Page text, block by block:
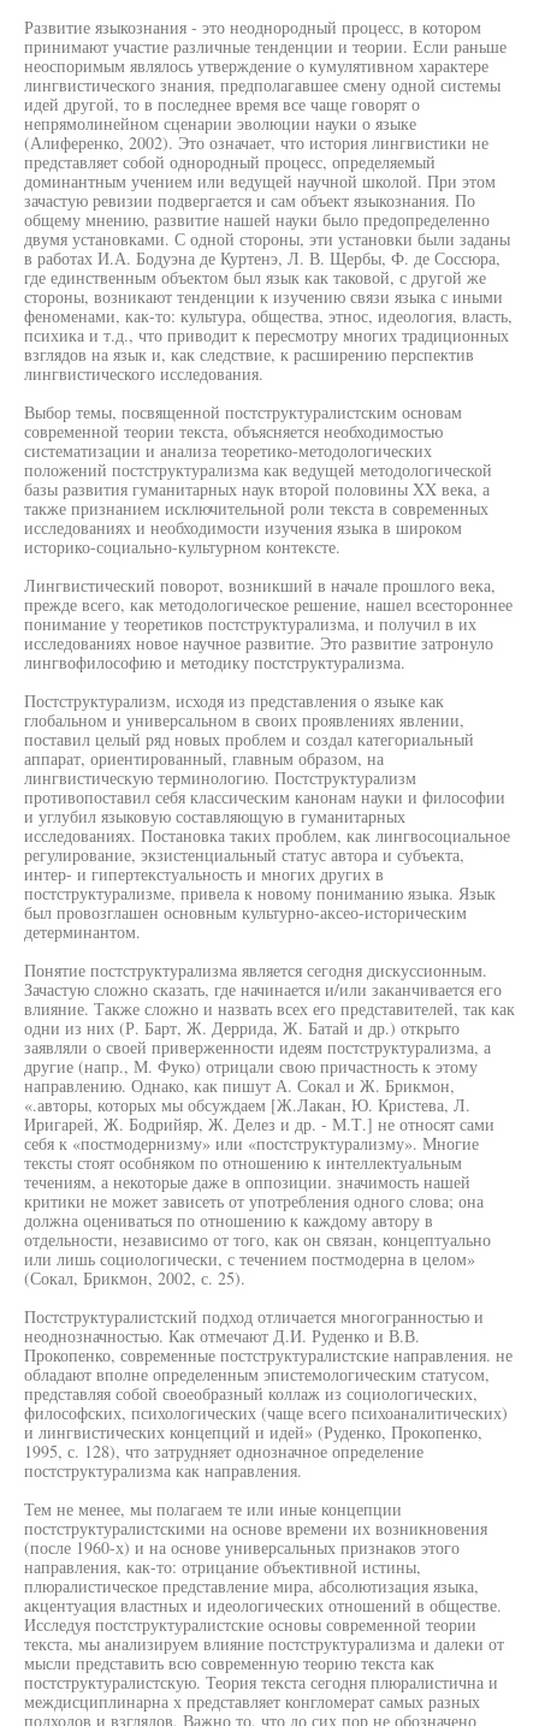
Развитие языкознания - это неоднородный процесс, в котором
принимают участие различные тенденции и теории. Если раньше
неоспоримым являлось утверждение о кумулятивном характере
лингвистического знания, предполагавшее смену одной системы
идей другой, то в последнее время все чаще говорят о
непрямолинейном сценарии эволюции науки о языке
(Алиференко, 2002). Это означает, что история лингвистики не
представляет собой однородный процесс, определяемый
доминантным учением или ведущей научной школой. При этом
зачастую ревизии подвергается и сам объект языкознания. По
общему мнению, развитие нашей науки было предопределенно
двумя установками. С одной стороны, эти установки были заданы
в работах И.А. Бодуэна де Куртенэ, Л. В. Щербы, Ф. де Соссюра,
где единственным объектом был язык как таковой, с другой же
стороны, возникают тенденции к изучению связи языка с иными
феноменами, как-то: культура, общества, этнос, идеология, власть,
психика и т.д., что приводит к пересмотру многих традиционных
взглядов на язык и, как следствие, к расширению перспектив
лингвистического исследования.
Выбор темы, посвященной постструктуралистским основам
современной теории текста, объясняется необходимостью
систематизации и анализа теоретико-методологических
положений постструктурализма как ведущей методологической
базы развития гуманитарных наук второй половины XX века, а
также признанием исключительной роли текста в современных
исследованиях и необходимости изучения языка в широком
историко-социально-культурном контексте.
Лингвистический поворот, возникший в начале прошлого века,
прежде всего, как методологическое решение, нашел всестороннее
понимание у теоретиков постструктурализма, и получил в их
исследованиях новое научное развитие. Это развитие затронуло
лингвофилософию и методику постструктурализма.
Постструктурализм, исходя из представления о языке как
глобальном и универсальном в своих проявлениях явлении,
поставил целый ряд новых проблем и создал категориальный
аппарат, ориентированный, главным образом, на
лингвистическую терминологию. Постструктурализм
противопоставил себя классическим канонам науки и философии
и углубил языковую составляющую в гуманитарных
исследованиях. Постановка таких проблем, как лингвосоциальное
регулирование, экзистенциальный статус автора и субъекта,
интер- и гипертекстуальность и многих других в
постструктурализме, привела к новому пониманию языка. Язык
был провозглашен основным культурно-аксео-историческим
детерминантом.
Понятие постструктурализма является сегодня дискуссионным.
Зачастую сложно сказать, где начинается и/или заканчивается его
влияние. Также сложно и назвать всех его представителей, так как
одни из них (Р. Барт, Ж. Деррида, Ж. Батай и др.) открыто
заявляли о своей приверженности идеям постструктурализма, а
другие (напр., М. Фуко) отрицали свою причастность к этому
направлению. Однако, как пишут А. Сокал и Ж. Брикмон,
«.авторы, которых мы обсуждаем [Ж.Лакан, Ю. Кристева, Л.
Иригарей, Ж. Бодрийяр, Ж. Делез и др. - М.Т.] не относят сами
себя к «постмодернизму» или «постструктурализму». Многие
тексты стоят особняком по отношению к интеллектуальным
течениям, а некоторые даже в оппозиции. значимость нашей
критики не может зависеть от употребления одного слова; она
должна оцениваться по отношению к каждому автору в
отдельности, независимо от того, как он связан, концептуально
или лишь социологически, с течением постмодерна в целом»
(Сокал, Брикмон, 2002, с. 25).
Постструктуралистский подход отличается многогранностью и
неоднозначностью. Как отмечают Д.И. Руденко и В.В.
Прокопенко, современные постструктуралистские направления. не
обладают вполне определенным эпистемологическим статусом,
представляя собой своеобразный коллаж из социологических,
философских, психологических (чаще всего психоаналитических)
и лингвистических концепций и идей» (Руденко, Прокопенко,
1995, с. 128), что затрудняет однозначное определение
постструктурализма как направления.
Тем не менее, мы полагаем те или иные концепции
постструктуралистскими на основе времени их возникновения
(после 1960-х) и на основе универсальных признаков этого
направления, как-то: отрицание объективной истины,
плюралистическое представление мира, абсолютизация языка,
акцентуация властных и идеологических отношений в обществе.
Исследуя постструктуралистские основы современной теории
текста, мы анализируем влияние постструктурализма и далеки от
мысли представить всю современную теорию текста как
постструктуралистскую. Теория текста сегодня плюралистична и
междисциплинарна х представляет конгломерат самых разных
подходов и взглядов. Важно то, что до сих пор не обозначено